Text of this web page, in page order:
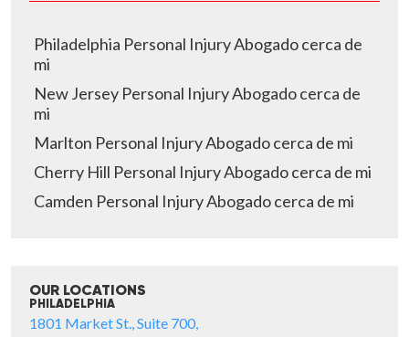
Philadelphia Personal Injury Abogado cerca de
mi
New Jersey Personal Injury Abogado cerca de
mi
Marlton Personal Injury Abogado cerca de mi
Cherry Hill Personal Injury Abogado cerca de mi
Camden Personal Injury Abogado cerca de mi
OUR LOCATIONS
PHILADELPHIA
1801 Market St., Suite 700,